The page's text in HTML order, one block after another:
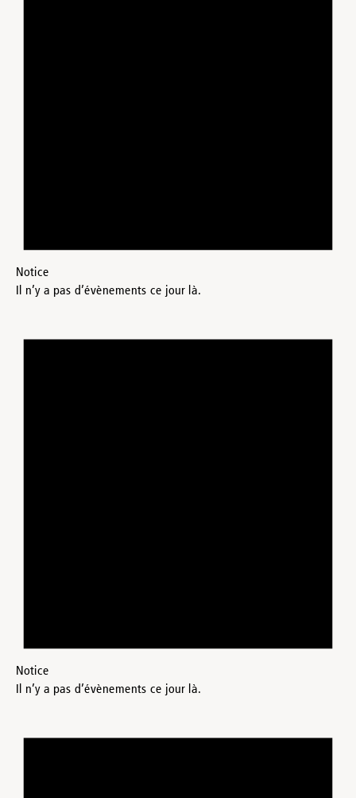
Notice
Il n’y a pas d’évènements ce jour là.
Notice
Il n’y a pas d’évènements ce jour là.